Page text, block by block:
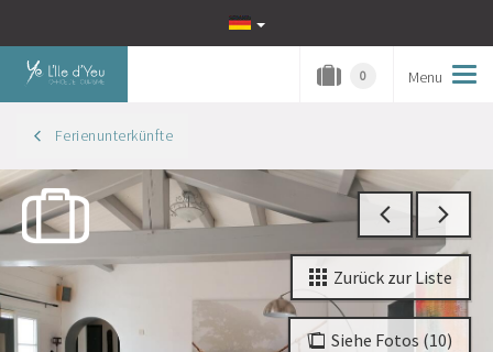
Menu
0
Ferienunterkünfte
Siehe Fotos (10)
Zurück zur Liste